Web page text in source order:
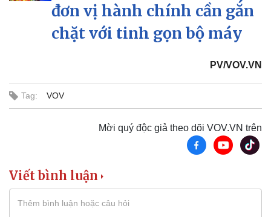
Nhi khoa
Nam khoa
Đời sống
đơn vị hành chính cần gắn
chặt với tinh gọn bộ máy
PV/VOV.VN
Tag: VOV
Mời quý độc giả theo dõi VOV.VN trên
Viết bình luận